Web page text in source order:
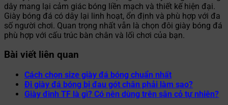
dây mang lại cảm giác bóng liền mạch và thiết kế hiện đại.
Giày bóng đá có dây lại linh hoạt, ổn định và phù hợp với đa
số người chơi. Quan trọng nhất vẫn là chọn đôi giày bóng đá
phù hợp với cấu trúc bàn chân và lối chơi của bạn.
Bài viết liên quan
Cách chọn size giày đá bóng chuẩn nhất
Đi giày đá bóng bị đau gót chân phải làm sao?
Giày đinh TF là gì? Có nên dùng trên sân cỏ tự nhiên?